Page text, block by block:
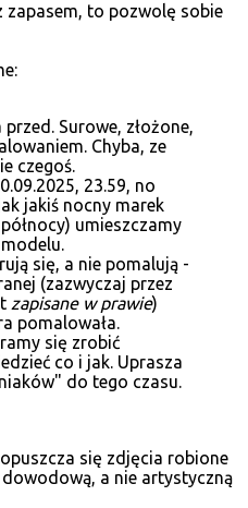
zapasem, to pozwolę sobie
Surowe, złożone,
Chyba, ze
czegoś.
23.59, no
jakiś nocny marek
umieszczamy
się, a nie pomalują -
(zazwyczaj przez
zapisane w prawie)
pomalowała.
się zrobić
co i jak. Uprasza
do tego czasu.
się zdjęcia robione
a nie artystyczną